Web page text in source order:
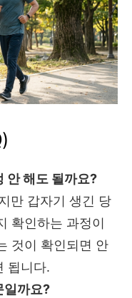
안 해도 될까요?
만 갑자기 생긴 당
확인하는 과정이
것이 확인되면 안
됩니다.
일까요?